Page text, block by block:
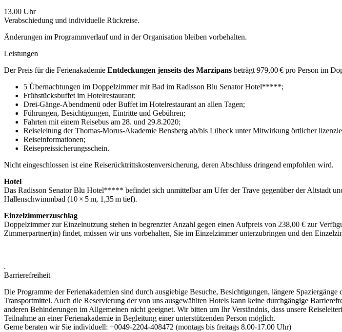
13.00 Uhr
Verabschiedung und individuelle Rückreise.
Änderungen im Programmverlauf und in der Organisation bleiben vorbehalten.
Leistungen
Der Preis für die Ferienakademie Entdeckungen jenseits des Marzipans beträgt 979,00 € pro Person im
5 Übernachtungen im Doppelzimmer mit Bad im Radisson Blu Senator Hotel*****;
Frühstücksbuffet im Hotelrestaurant;
Drei-Gänge-Abendmenü oder Buffet im Hotelrestaurant an allen Tagen;
Führungen, Besichtigungen, Eintritte und Gebühren;
Fahrten mit einem Reisebus am 28. und 29.8.2020;
Reiseleitung der Thomas-Morus-Akademie Bensberg ab/bis Lübeck unter Mitwirkung örtlicher
Reiseinformationen;
Reisepreissicherungsschein.
Nicht eingeschlossen ist eine Reiserücktrittskostenversicherung, deren Abschluss dringend empfohlen wird.
Hotel
Das Radisson Senator Blu Hotel***** befindet sich unmittelbar am Ufer der Trave gegenüber der Altstadt
Hallenschwimmbad (10 × 5 m, 1,35 m tief).
Einzelzimmerzuschlag
Doppelzimmer zur Einzelnutzung stehen in begrenzter Anzahl gegen einen Aufpreis von 238,00 € zur
Zimmerpartner(in) findet, müssen wir uns vorbehalten, Sie im Einzelzimmer unterzubringen und den
.
Barrierefreiheit
Die Programme der Ferienakademien sind durch ausgiebige Besuche, Besichtigungen, längere
Transportmittel. Auch die Reservierung der von uns ausgewählten Hotels kann keine durchgängige
anderen Behinderungen im Allgemeinen nicht geeignet. Wir bitten um Ihr Verständnis, dass unsere
Teilnahme an einer Ferienakademie in Begleitung einer unterstützenden Person möglich.
Gerne beraten wir Sie individuell: +0049-2204-408472 (montags bis freitags 8.00-17.00 Uhr)